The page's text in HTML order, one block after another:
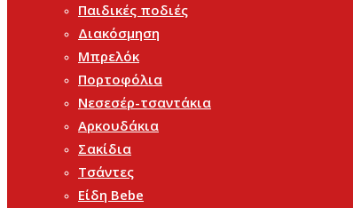
Παιδικές ποδιές
Διακόσμηση
Μπρελόκ
Πορτοφόλια
Νεσεσέρ-τσαντάκια
Αρκουδάκια
Σακίδια
Τσάντες
Είδη Bebe